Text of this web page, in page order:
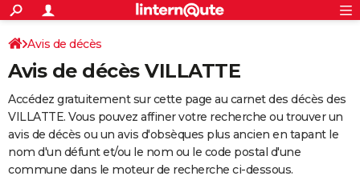
ACTUALITÉS
Politique
Société
Faits Divers
Education
Monde
Villes
+
SPORT
Coupe du monde 2026
Football
Tennis
Cyclisme
Rugby
Forum
Programme TV
TNTStreaming
Cinéma
Sorties cinéma
Musique
+
FINANCE
Retraite
Epargne
Immobilier
Risques naturels par ville
Banque
Assurance
AUTO
Essais
Réserver un essai
Citadines
Berlines
SUV
Forum auto
+
Avis de décès
Avis de décès VILLATTE
Accédez gratuitement sur cette page au carnet des décès des
VILLATTE. Vous pouvez affiner votre recherche ou trouver un
avis de décès ou un avis d'obsèques plus ancien en tapant le
nom d'un défunt et/ou le nom ou le code postal d'une
commune dans le moteur de recherche ci-dessous.